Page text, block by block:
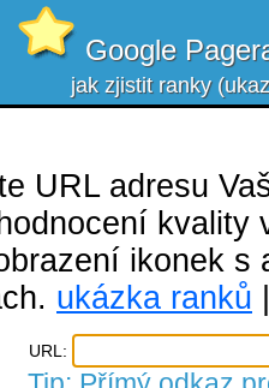
Google
jak zjistit ranky
URL adresu
kvality
ikonek s
ukázka ranků
URL: